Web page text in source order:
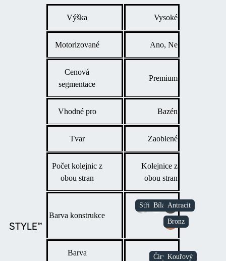
STYLE™
Výška Vysoké
Motorizované Ano, Ne
Cenová
segmentace
Premium
Vhodné pro Bazén
Tvar Zaoblené
Počet kolejnic z
obou stran
Kolejnice z
obou stran
Barva konstrukce
Barva